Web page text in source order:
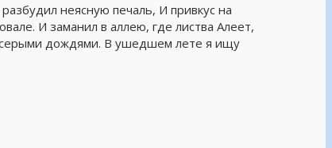
неясную печаль, И привкус на
И заманил в аллею, где листва Алеет,
серыми дождями. В ушедшем лете я ищу